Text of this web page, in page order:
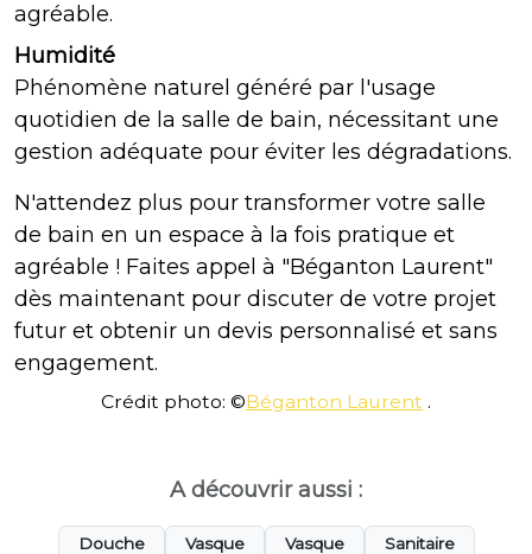
agréable.
Humidité
Phénomène naturel généré par l'usage
quotidien de la salle de bain, nécessitant une
gestion adéquate pour éviter les dégradations.
N'attendez plus pour transformer votre salle
de bain en un espace à la fois pratique et
agréable ! Faites appel à "Béganton Laurent"
dès maintenant pour discuter de votre projet
futur et obtenir un devis personnalisé et sans
engagement.
Crédit photo: ©Béganton Laurent .
A découvrir aussi :
Douche Vasque Vasque
Sanitaire